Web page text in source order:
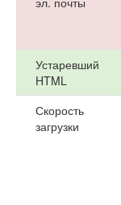
Устаревший
HTML
Скорость
загрузки